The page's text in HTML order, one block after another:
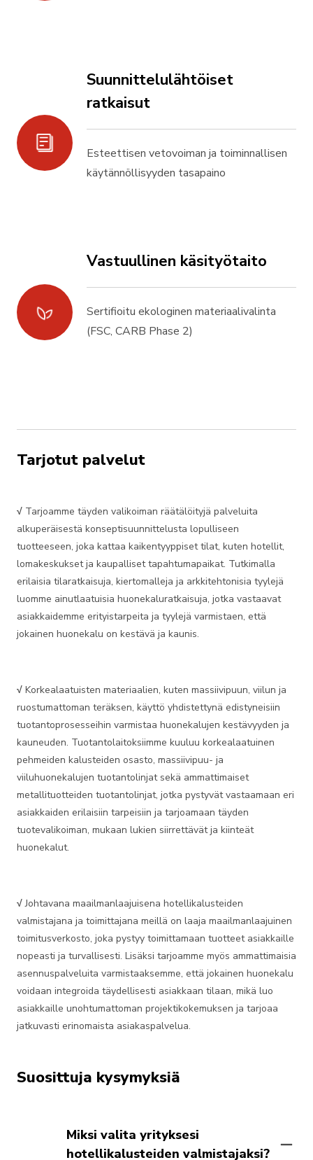
Suunnittelulähtöiset
ratkaisut
Esteettisen vetovoiman ja toiminnallisen
käytännöllisyyden tasapaino
Vastuullinen käsityötaito
Sertifioitu ekologinen materiaalivalinta
(FSC, CARB Phase 2)
Tarjotut palvelut
√ Tarjoamme täyden valikoiman räätälöityjä palveluita
alkuperäisestä konseptisuunnittelusta lopulliseen
tuotteeseen, joka kattaa kaikentyyppiset tilat, kuten hotellit,
lomakeskukset ja kaupalliset tapahtumapaikat. Tutkimalla
erilaisia tilaratkaisuja, kiertomalleja ja arkkitehtonisia tyylejä
luomme ainutlaatuisia huonekaluratkaisuja, jotka vastaavat
asiakkaidemme erityistarpeita ja tyylejä varmistaen, että
jokainen huonekalu on kestävä ja kaunis.
√ Korkealaatuisten materiaalien, kuten massiivipuun, viilun ja
ruostumattoman teräksen, käyttö yhdistettynä edistyneisiin
tuotantoprosesseihin varmistaa huonekalujen kestävyyden ja
kauneuden. Tuotantolaitoksiimme kuuluu korkealaatuinen
pehmeiden kalusteiden osasto, massiivipuu- ja
viiluhuonekalujen tuotantolinjat sekä ammattimaiset
metallituotteiden tuotantolinjat, jotka pystyvät vastaamaan eri
asiakkaiden erilaisiin tarpeisiin ja tarjoamaan täyden
tuotevalikoiman, mukaan lukien siirrettävät ja kiinteät
huonekalut.
√Johtavana maailmanlaajuisena hotellikalusteiden
valmistajana ja toimittajana meillä on laaja maailmanlaajuinen
toimitusverkosto, joka pystyy toimittamaan tuotteet asiakkaille
nopeasti ja turvallisesti. Lisäksi tarjoamme myös ammattimaisia
asennuspalveluita varmistaaksemme, että jokainen huonekalu
voidaan integroida täydellisesti asiakkaan tilaan, mikä luo
asiakkaille unohtumattoman projektikokemuksen ja tarjoaa
jatkuvasti erinomaista asiakaspalvelua.
Suosittuja kysymyksiä
Miksi valita yrityksesi
hotellikalusteiden valmistajaksi?